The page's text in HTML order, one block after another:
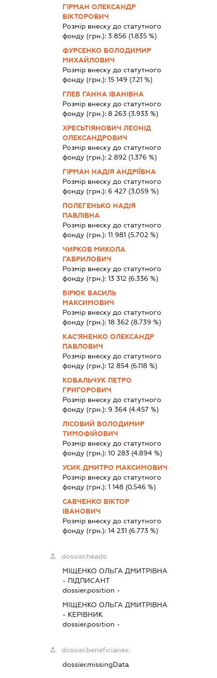
ГІРМАН ОЛЕКСАНДР
ВІКТОРОВИЧ
Розмір внеску до статутного
фонду (грн.):3 856 (1.835 %)
ФУРСЕНКО ВОЛОДИМИР
МИХАЙЛОВИЧ
Розмір внеску до статутного
фонду (грн.):15 149 (7.21 %)
ГЛЕБ ГАННА ІВАНІВНА
Розмір внеску до статутного
фонду (грн.):8 263 (3.933 %)
ХРЕСЬТІЯНОВИЧ ЛЕОНІД
ОЛЕКСАНДРОВИЧ
Розмір внеску до статутного
фонду (грн.):2 892 (1.376 %)
ГІРМАН НАДІЯ АНДРІЇВНА
Розмір внеску до статутного
фонду (грн.): 6 427 (3.059 %)
ПОЛЕГЕНЬКО НАДІЯ
ПАВЛІВНА
Розмір внеску до статутного
фонду (грн.):11 981 (5.702 %)
ЧИРКОВ МИКОЛА
ГАВРИЛОВИЧ
Розмір внеску до статутного
фонду (грн.):13 312 (6.336 %)
БІРЮК ВАСИЛЬ
МАКСИМОВИЧ
Розмір внеску до статутного
фонду (грн.):18 362 (8.739 %)
КАС'ЯНЕНКО ОЛЕКСАНДР
ПАВЛОВИЧ
Розмір внеску до статутного
фонду (грн.):12 854 (6.118 %)
КОВАЛЬЧУК ПЕТРО
ГРИГОРОВИЧ
Розмір внеску до статутного
фонду (грн.): 9 364 (4.457 %)
ЛІСОВИЙ ВОЛОДИМИР
ТИМОФІЙОВИЧ
Розмір внеску до статутного
фонду (грн.):10 283 (4.894 %)
УСИК ДМИТРО МАКСИМОВИЧ
Розмір внеску до статутного
фонду (грн.):1 148 (0.546 %)
САВЧЕНКО ВІКТОР
ІВАНОВИЧ
Розмір внеску до статутного
фонду (грн.):14 231 (6.773 %)
dossier.heads:
МІЩЕНКО ОЛЬГА ДМИТРІВНА
- ПІДПИСАНТ
dossier.position -
МІЩЕНКО ОЛЬГА ДМИТРІВНА
- КЕРІВНИК
dossier.position -
dossier.beneficiaries:
dossier.missingData